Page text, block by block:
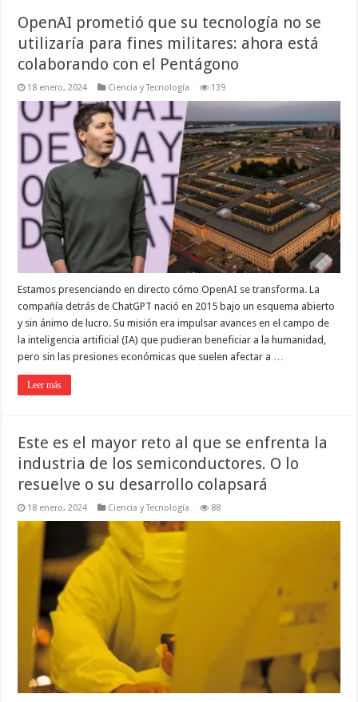
OpenAI prometió que su tecnología no se
utilizaría para fines militares: ahora está
colaborando con el Pentágono
18 enero, 2024 Ciencia y Tecnología 139
Estamos presenciando en directo cómo OpenAI se transforma. La
compañía detrás de ChatGPT nació en 2015 bajo un esquema abierto
y sin ánimo de lucro. Su misión era impulsar avances en el campo de
la inteligencia artificial (IA) que pudieran beneficiar a la humanidad,
pero sin las presiones económicas que suelen afectar a …
Leer más
Este es el mayor reto al que se enfrenta la
industria de los semiconductores. O lo
resuelve o su desarrollo colapsará
18 enero, 2024 Ciencia y Tecnología 88